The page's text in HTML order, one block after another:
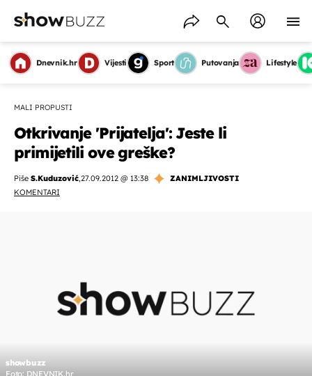
Dnevnik.hr Vijesti Sport Putovanja Lifestyle
MALI PROPUSTI
Otkrivanje 'Prijatelja': Jeste li
primijetili ove greške?
Piše S.Kuduzović,27.09.2012 @ 13:38
ZANIMLJIVOSTI
KOMENTARI
showbuzz